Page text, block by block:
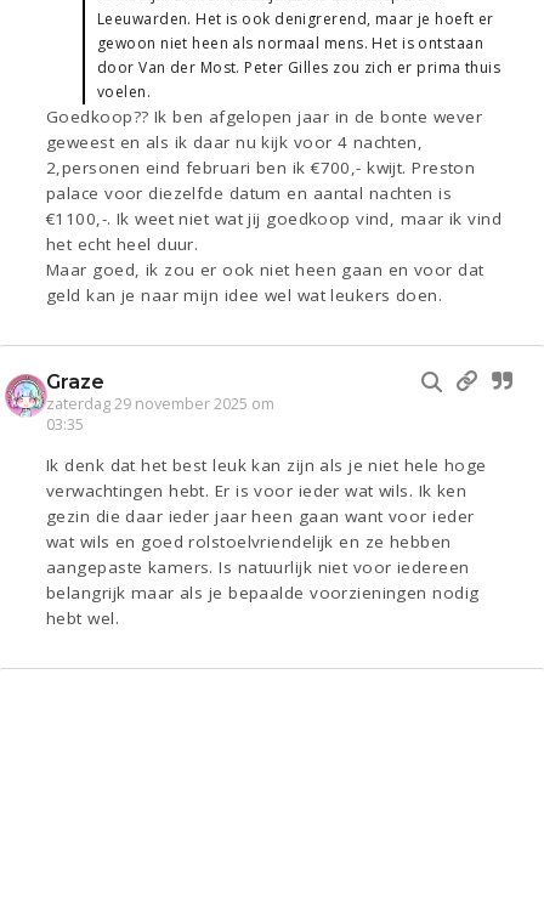
Leeuwarden. Het is ook denigrerend, maar je hoeft er
gewoon niet heen als normaal mens. Het is ontstaan
door Van der Most. Peter Gilles zou zich er prima thuis
voelen.
Goedkoop?? Ik ben afgelopen jaar in de bonte wever
geweest en als ik daar nu kijk voor 4 nachten,
2,personen eind februari ben ik €700,- kwijt. Preston
palace voor diezelfde datum en aantal nachten is
€1100,-. Ik weet niet wat jij goedkoop vind, maar ik vind
het echt heel duur.
Maar goed, ik zou er ook niet heen gaan en voor dat
geld kan je naar mijn idee wel wat leukers doen.
Graze
zaterdag 29 november 2025 om
03:35
Ik denk dat het best leuk kan zijn als je niet hele hoge
verwachtingen hebt. Er is voor ieder wat wils. Ik ken
gezin die daar ieder jaar heen gaan want voor ieder
wat wils en goed rolstoelvriendelijk en ze hebben
aangepaste kamers. Is natuurlijk niet voor iedereen
belangrijk maar als je bepaalde voorzieningen nodig
hebt wel.